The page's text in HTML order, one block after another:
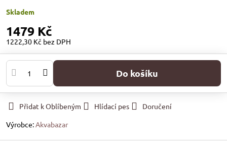
Skladem
1479 Kč
1222,30 Kč bez DPH
Do košíku
Přidat k Oblíbeným Hlídací pes
Doručení
Výrobce:Akvabazar